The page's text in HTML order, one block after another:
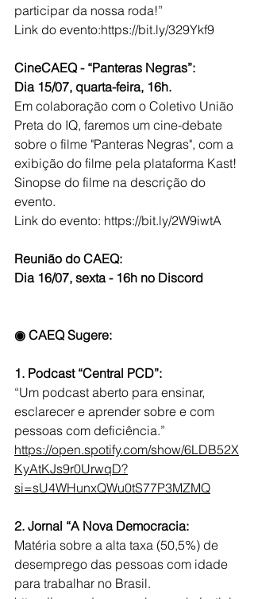
participar da nossa roda!”
Link do evento:https://bit.ly/329Ykf9
CineCAEQ - “Panteras Negras”:
Dia 15/07, quarta-feira, 16h.
Em colaboração com o Coletivo União
Preta do IQ, faremos um cine-debate
sobre o filme "Panteras Negras", com a
exibição do filme pela plataforma Kast!
Sinopse do filme na descrição do
evento.
Link do evento: https://bit.ly/2W9iwtA
Reunião do CAEQ:
Dia 16/07, sexta - 16h no Discord
◉ CAEQ Sugere:
1. Podcast “Central PCD”:
“Um podcast aberto para ensinar,
esclarecer e aprender sobre e com
pessoas com deficiência.”
https://open.spotify.com/show/6LDB52X
KyAtKJs9r0UrwqD?
si=sU4WHunxQWu0tS77P3MZMQ
2. Jornal “A Nova Democracia:
Matéria sobre a alta taxa (50,5%) de
desemprego das pessoas com idade
para trabalhar no Brasil.